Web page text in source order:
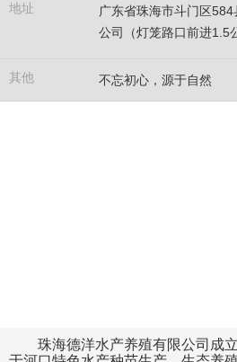
地址
广东省珠海市斗门区
公司（灯笼路口前进1.5
其他 不忘初心，源于自然
珠海德洋水产养殖有限公司成